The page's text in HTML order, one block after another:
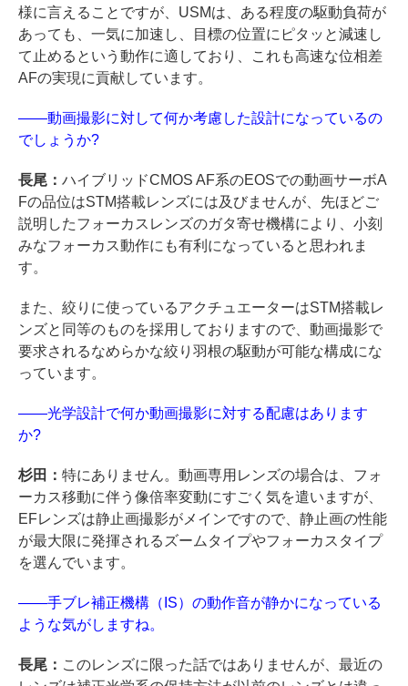
様に言えることですが、USMは、ある程度の駆動負荷が
あっても、一気に加速し、目標の位置にピタッと減速し
て止めるという動作に適しており、これも高速な位相差
AFの実現に貢献しています。
――動画撮影に対して何か考慮した設計になっているの
でしょうか?
長尾： ハイブリッドCMOS AF系のEOSでの動画サーボA
Fの品位はSTM搭載レンズには及びませんが、先ほどご
説明したフォーカスレンズのガタ寄せ機構により、小刻
みなフォーカス動作にも有利になっていると思われま
す。
また、絞りに使っているアクチュエーターはSTM搭載レ
ンズと同等のものを採用しておりますので、動画撮影で
要求されるなめらかな絞り羽根の駆動が可能な構成にな
っています。
――光学設計で何か動画撮影に対する配慮はあります
か?
杉田： 特にありません。動画専用レンズの場合は、フォ
ーカス移動に伴う像倍率変動にすごく気を遣いますが、
EFレンズは静止画撮影がメインですので、静止画の性能
が最大限に発揮されるズームタイプやフォーカスタイプ
を選んでいます。
――手ブレ補正機構（IS）の動作音が静かになっている
ような気がしますね。
長尾： このレンズに限った話ではありませんが、最近の